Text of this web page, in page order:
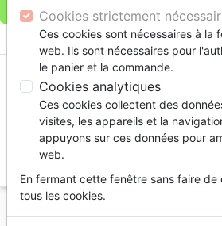
Accueil Bibles
Bibles d'étude
Cookies strictement
Ces cookies sont nécessaires à la
web. Ils sont nécessaires pour
le panier et la commande.
Cookies analytiques
Ces cookies collectent des
visites, les appareils et la
appuyons sur ces données pour
web.
En fermant cette fenêtre sans faire
tous les cookies.